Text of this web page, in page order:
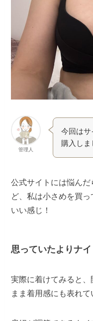
管理人
今回はサ
購入しま
公式サイトには悩ん
ど、私は小さめを買
いい感じ！
思っていたよりナ
実際に着けてみると
まま着用感にも表れて